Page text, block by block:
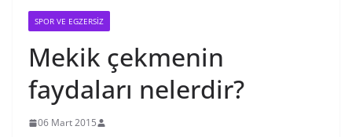
SPOR VE EGZERSIZ
Mekik çekmenin
faydaları nelerdir?
06 Mart 2015